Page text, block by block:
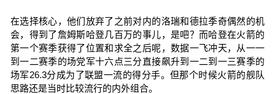
在选择核心，他们放弃了之前对内的洛瑞和德拉季奇偶然的机
会，得到了詹姆斯哈登几百万的事儿，是吧？而哈登在火箭的
第一个赛季获得了位置和求全之后呢，数据一飞冲天，从一一
到一二赛季的场党军十六点三分直接飙升到一二到一三赛季的
场军26.3分成为了联盟一流的得分手。但那个时候火箭的舰队
思路还是当时比较流行的内外组合。